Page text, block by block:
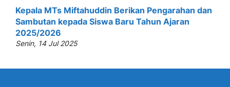
Kepala MTs Miftahuddin Berikan Pengarahan dan
Sambutan kepada Siswa Baru Tahun Ajaran
2025/2026
Senin, 14 Jul 2025